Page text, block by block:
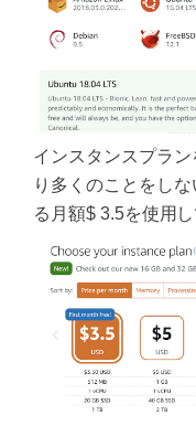
インスタンスプラ
り多くのことをし
る月額$ 3.5を使用